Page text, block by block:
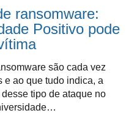
ransomware:
Positivo pode
são cada vez
e ao que tudo indica, a
tipo de ataque no